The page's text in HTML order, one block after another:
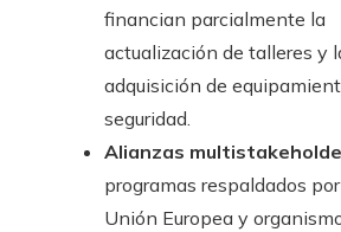
financian parcialmente la
actualización de talleres y
adquisición de
seguridad.
Alianzas
programas respaldados
Unión Europea y